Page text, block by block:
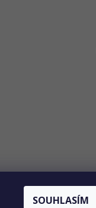
SOUHLASÍM